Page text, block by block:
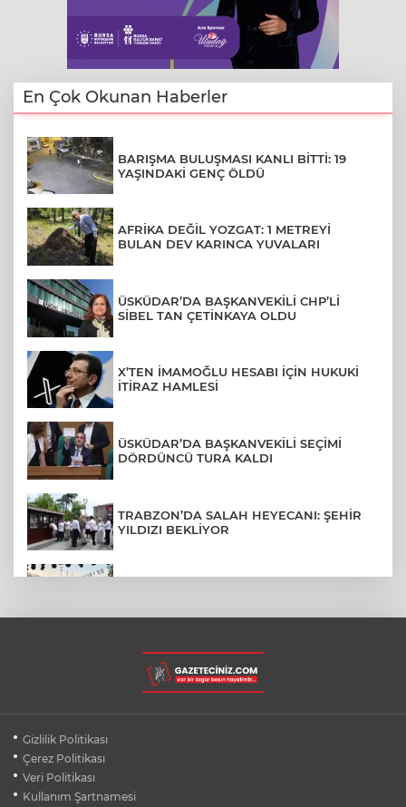
En Çok Okunan Haberler
BARIŞMA BULUŞMASI KANLI BİTTİ: 19
YAŞINDAKİ GENÇ ÖLDÜ
AFRİKA DEĞİL YOZGAT: 1 METREYİ
BULAN DEV KARINCA YUVALARI
ÜSKÜDAR’DA BAŞKANVEKİLİ CHP’Lİ
SİBEL TAN ÇETİNKAYA OLDU
X’TEN İMAMOĞLU HESABI İÇİN HUKUKİ
İTİRAZ HAMLESİ
ÜSKÜDAR’DA BAŞKANVEKİLİ SEÇİMİ
DÖRDÜNCÜ TURA KALDI
TRABZON’DA SALAH HEYECANI: ŞEHİR
YILDIZI BEKLİYOR
LGS YERLEŞTİRME SONUÇLARI
AÇIKLANDI! İŞTE TÜM TARİHLER
BURSA FESTİVALİ'NDE MUHTEŞEM
Gizlilik Politikası
Çerez Politikası
Veri Politikası
Kullanım Şartnamesi